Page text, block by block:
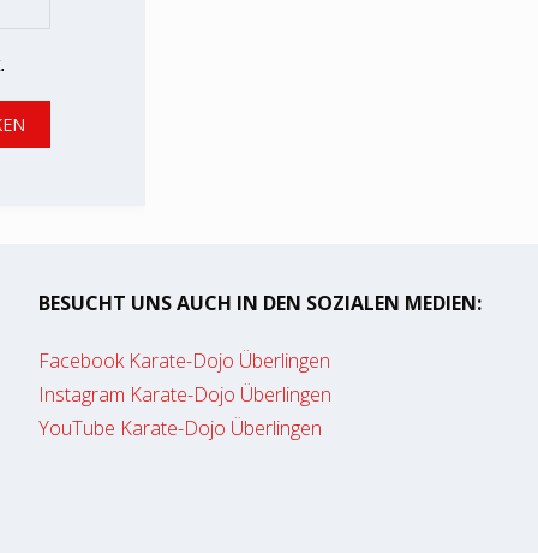
BESUCHT UNS AUCH IN DEN SOZIALEN MEDIEN:
Facebook Karate-Dojo Überlingen
Instagram Karate-Dojo Überlingen
YouTube Karate-Dojo Überlingen